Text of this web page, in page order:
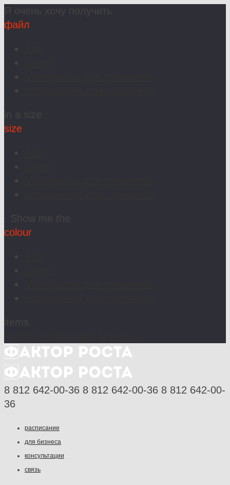
файл
size
colour
8 812 642-00-36 8 812 642-00-36 8 812 642-00-
36
расписание
для бизнеса
консультации
связь